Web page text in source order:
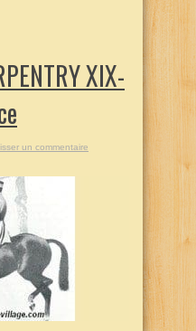
XIX-
un commentaire